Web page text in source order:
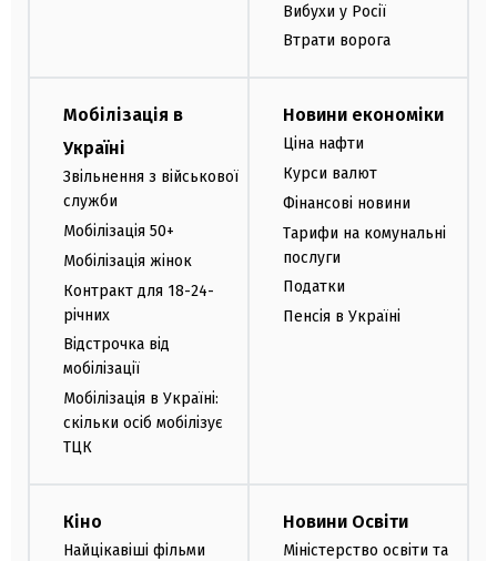
Вибухи у Росії
Втрати ворога
Мобілізація в
Україні
Звільнення з військової
служби
Мобілізація 50+
Мобілізація жінок
Контракт для 18-24-
річних
Відстрочка від
мобілізації
Мобілізація в Україні:
скільки осіб мобілізує
ТЦК
Новини економіки
Ціна нафти
Курси валют
Фінансові новини
Тарифи на комунальні
послуги
Податки
Пенсія в Україні
Кіно
Найцікавіші фільми
Новини Освіти
Міністерство освіти та